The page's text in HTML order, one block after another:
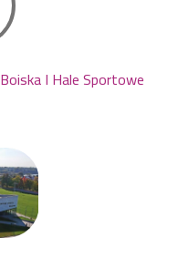
Boiska I Hale Sportowe